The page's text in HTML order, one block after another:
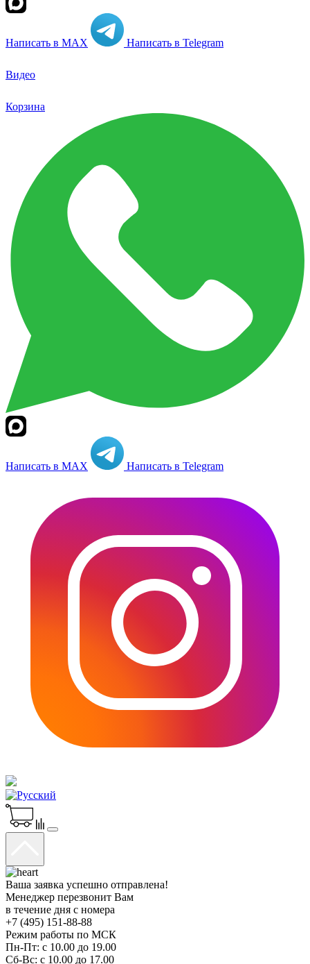
Написать в MAX Написать в Telegram
Видео
Корзина
Написать в MAX Написать в Telegram
Ваша заявка успешно отправлена!
Менеджер перезвонит Вам
в течение дня с номера
+7 (495) 151-88-88
Режим работы по МСК
Пн-Пт: с 10.00 до 19.00
Сб-Вс: с 10.00 до 17.00